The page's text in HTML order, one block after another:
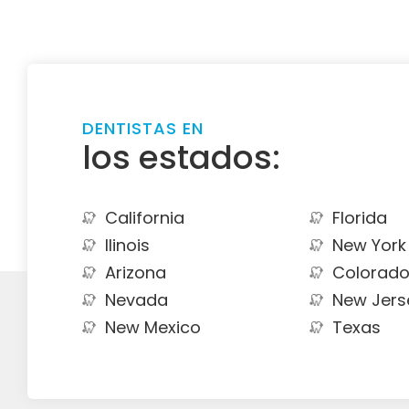
DENTISTAS EN
los estados:
California
Florida
Ilinois
New York
Arizona
Colorado
Nevada
New
New Mexico
Texas